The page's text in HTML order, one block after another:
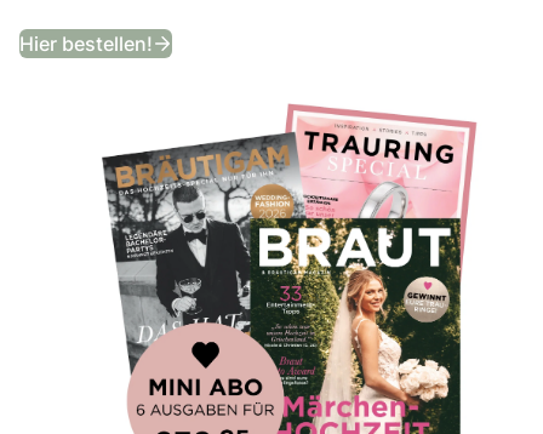
Hier bestellen! Bekommt ein Jahr lang das